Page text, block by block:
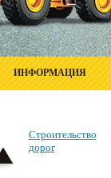
ИНФОРМАЦИЯ
Строительство
дорог